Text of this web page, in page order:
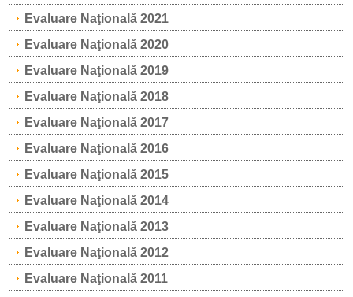
Evaluare Naţională 2021
Evaluare Naţională 2020
Evaluare Naţională 2019
Evaluare Naţională 2018
Evaluare Naţională 2017
Evaluare Naţională 2016
Evaluare Naţională 2015
Evaluare Naţională 2014
Evaluare Naţională 2013
Evaluare Naţională 2012
Evaluare Naţională 2011